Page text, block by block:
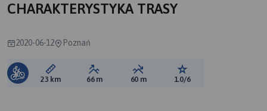
CHARAKTERYSTYKA TRASY
2020-06-12 Poznań
Długość trasy:
23 km Suma przewyższeń:
66 m Suma spadków:
60 m Ocena trasy:
1.0/6